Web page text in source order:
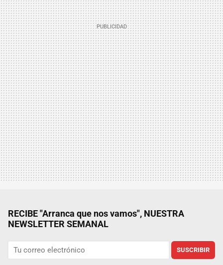
RECIBE "Arranca que nos vamos", NUESTRA
NEWSLETTER SEMANAL
SUSCRIBIR